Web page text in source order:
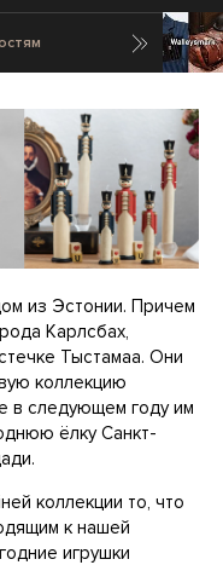
из Эстонии. Причем
Карлсбах,
Тыстамаа. Они
коллекцию
в следующем году им
ёлку Санкт-
коллекции то, что
к нашей
игрушки